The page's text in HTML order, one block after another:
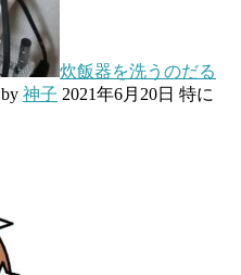
炊飯器を洗うのだる
by 神子 2021年6月20日 特に